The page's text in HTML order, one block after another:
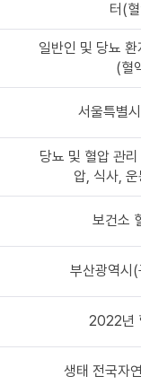
터(
일반인 및 당뇨
(혈
서울특별
당뇨 및 혈압 관
압, 식사,
보건소
부산광역시
2022년
생태 전국자